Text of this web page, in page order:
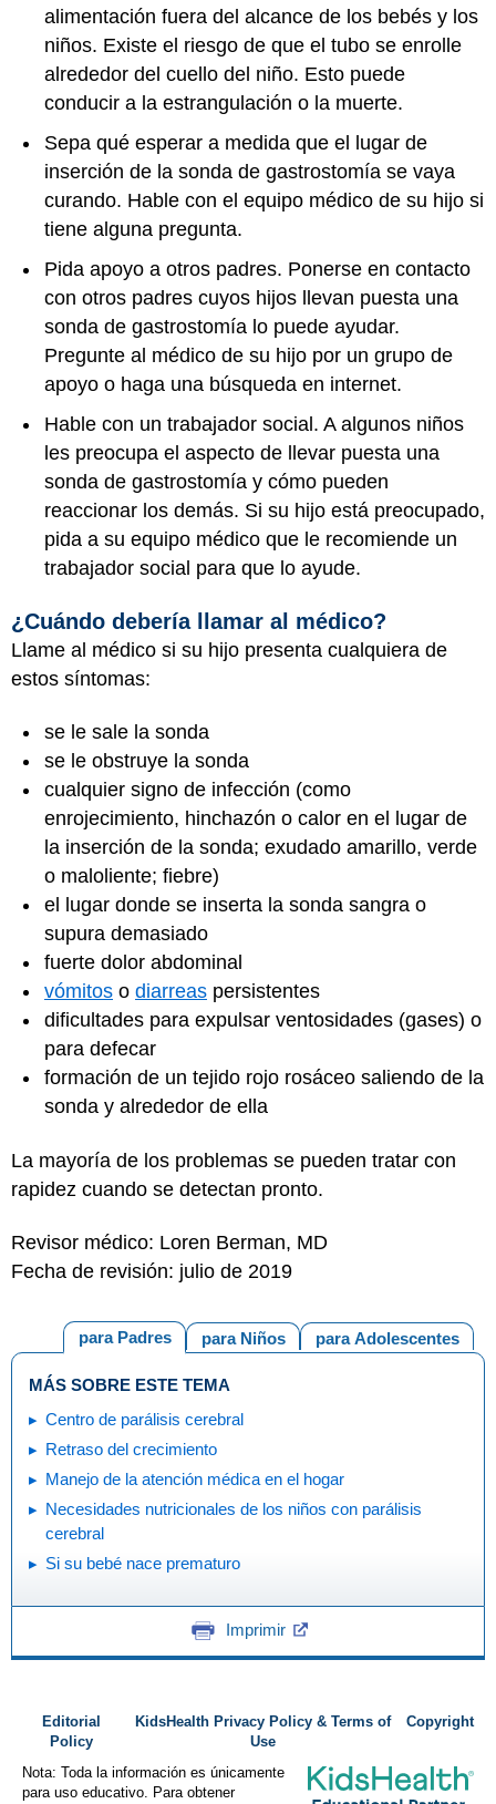
alimentación fuera del alcance de los bebés y los
niños. Existe el riesgo de que el tubo se enrolle
alrededor del cuello del niño. Esto puede
conducir a la estrangulación o la muerte.
Sepa qué esperar a medida que el lugar de
inserción de la sonda de gastrostomía se vaya
curando. Hable con el equipo médico de su hijo si
tiene alguna pregunta.
Pida apoyo a otros padres. Ponerse en contacto
con otros padres cuyos hijos llevan puesta una
sonda de gastrostomía lo puede ayudar.
Pregunte al médico de su hijo por un grupo de
apoyo o haga una búsqueda en internet.
Hable con un trabajador social. A algunos niños
les preocupa el aspecto de llevar puesta una
sonda de gastrostomía y cómo pueden
reaccionar los demás. Si su hijo está preocupado,
pida a su equipo médico que le recomiende un
trabajador social para que lo ayude.
¿Cuándo debería llamar al médico?
Llame al médico si su hijo presenta cualquiera de
estos síntomas:
se le sale la sonda
se le obstruye la sonda
cualquier signo de infección (como
enrojecimiento, hinchazón o calor en el lugar de
la inserción de la sonda; exudado amarillo, verde
o maloliente; fiebre)
el lugar donde se inserta la sonda sangra o
supura demasiado
fuerte dolor abdominal
vómitos o diarreas persistentes
dificultades para expulsar ventosidades (gases) o
para defecar
formación de un tejido rojo rosáceo saliendo de la
sonda y alrededor de ella
La mayoría de los problemas se pueden tratar con
rapidez cuando se detectan pronto.
Revisor médico: Loren Berman, MD
Fecha de revisión: julio de 2019
para Adolescentes
para Niños
para Padres
MÁS SOBRE ESTE TEMA
Centro de parálisis cerebral
Retraso del crecimiento
Manejo de la atención médica en el hogar
Necesidades nutricionales de los niños con parálisis
cerebral
Si su bebé nace prematuro
Imprimir
Editorial
Policy
KidsHealth Privacy Policy & Terms of
Use
Copyright
Nota: Toda la información es únicamente
para uso educativo. Para obtener